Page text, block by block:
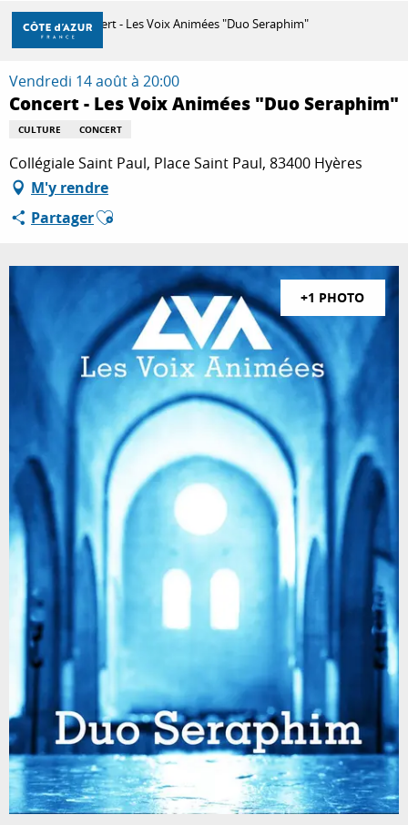
Aller
contenu
principal
DÉCOUVRIR
À FAIRE
SÉJOURNER
Accueil Concert - Les Voix Animées "Duo Seraphim"
Vendredi 14 août à 20:00
Concert - Les Voix Animées "Duo Seraphim"
CULTURE CONCERT
Collégiale Saint Paul, Place Saint Paul, 83400 Hyères
M'y rendre
PartagerAjouter aux favoris
+1 PHOTO